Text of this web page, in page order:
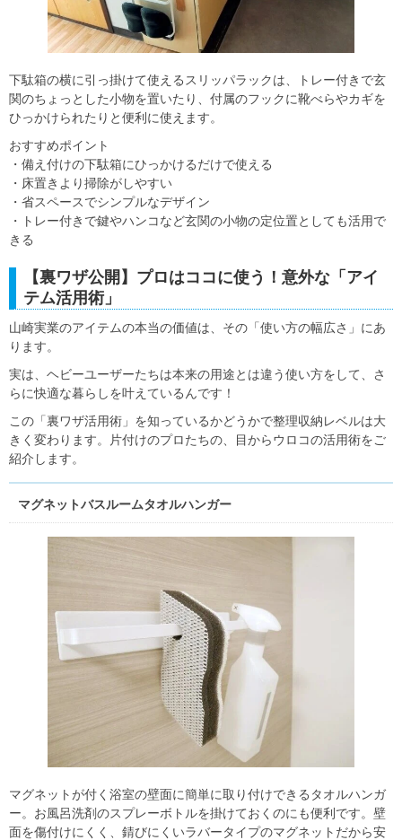
下駄箱の横に引っ掛けて使えるスリッパラックは、トレー付きで玄
関のちょっとした小物を置いたり、付属のフックに靴べらやカギを
ひっかけられたりと便利に使えます。
おすすめポイント
・ 備え付けの下駄箱にひっかけるだけで使える
・床置きより掃除がしやすい
・省スペースでシンプルなデザイン
・トレー付きで鍵やハンコなど玄関の小物の定位置としても活用で
きる
【裏ワザ公開】プロはココに使う！意外な「アイ
テム活用術」
山崎実業のアイテムの本当の価値は、その「使い方の幅広さ」にあ
ります。
実は、ヘビーユーザーたちは本来の用途とは違う使い方をして、さ
らに快適な暮らしを叶えているんです！
この「裏ワザ活用術」を知っているかどうかで整理収納レベルは大
きく変わります。片付けのプロたちの、目からウロコの活用術をご
紹介します。
マグネットバスルームタオルハンガー
マグネットが付く浴室の壁面に簡単に取り付けできるタオルハンガ
ー。お風呂洗剤のスプレーボトルを掛けておくのにも便利です。壁
面を傷付けにくく、錆びにくいラバータイプのマグネットだから安